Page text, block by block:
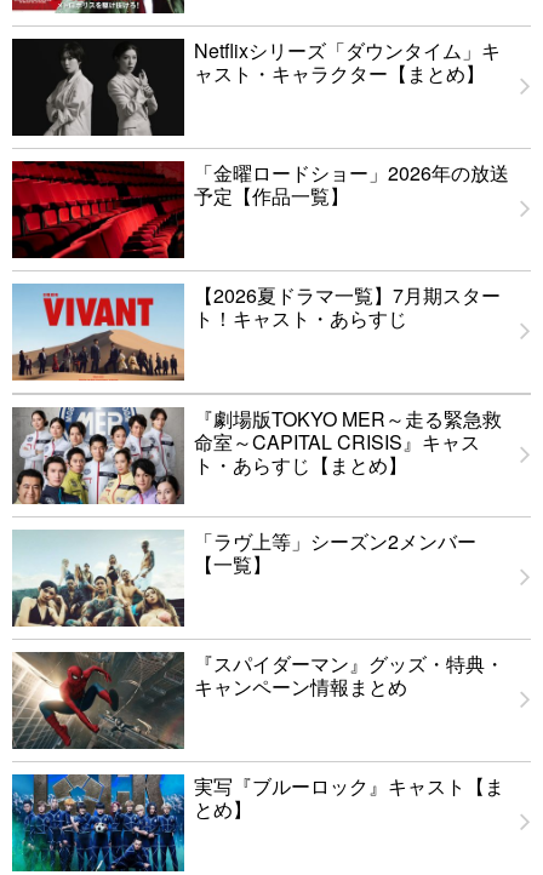
Netflixシリーズ「ダウンタイム」キ
ャスト・キャラクター【まとめ】
「金曜ロードショー」2026年の放送
予定【作品一覧】
【2026夏ドラマ一覧】7月期スター
ト！キャスト・あらすじ
『劇場版TOKYO MER～走る緊急救
命室～CAPITAL CRISIS』キャス
ト・あらすじ【まとめ】
「ラヴ上等」シーズン2メンバー
【一覧】
『スパイダーマン』グッズ・特典・
キャンペーン情報まとめ
実写『ブルーロック』キャスト【ま
とめ】